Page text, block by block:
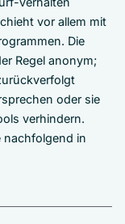
vor allem mit
Die
Regel anonym;
oder sie
verhindern.
nachfolgend in